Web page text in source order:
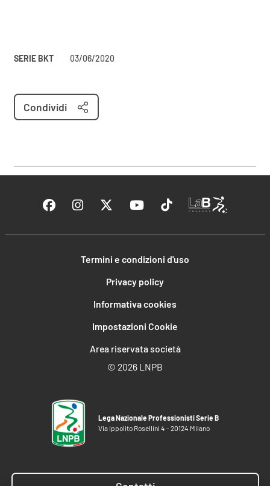
SERIE BKT 03/06/2020
Condividi
Termini e condizioni d'uso
Privacy policy
Informativa cookies
Impostazioni Cookie
Area riservata società
© 2026 LNPB
Lega Nazionale Professionisti Serie B
Via Ippolito Rosellini 4 - 20124 Milano